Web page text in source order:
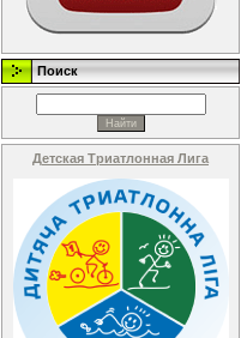
Поиск
Детская Триатлонная Лига